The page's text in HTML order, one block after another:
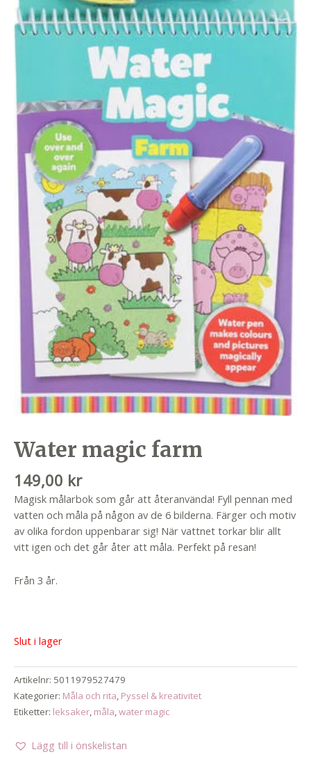
Water magic farm
149,00 kr
Magisk målarbok som går att återanvända! Fyll pennan med
vatten och måla på någon av de 6 bilderna. Färger och motiv
av olika fordon uppenbarar sig! När vattnet torkar blir allt
vitt igen och det går åter att måla. Perfekt på resan!
Från 3 år.
Slut i lager
Artikelnr: 5011979527479
Kategorier: Måla och rita, Pyssel & kreativitet
Etiketter: leksaker, måla,water magic
Lägg till i önskelistan